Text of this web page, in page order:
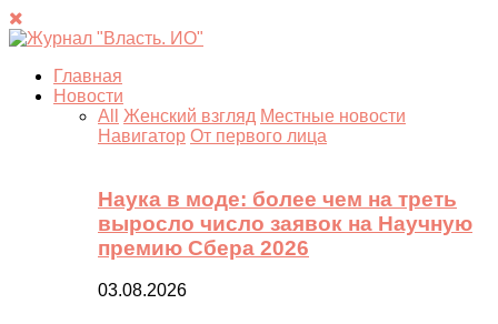
Главная
Новости
All
Женский взгляд Местные новости
Навигатор От первого лица
Наука в моде: более чем на треть
выросло число заявок на Научную
премию Сбера 2026
03.08.2026